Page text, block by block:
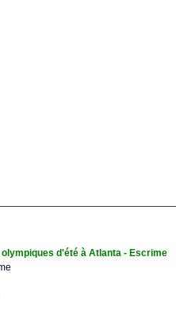
d'été à Atlanta - Escrime